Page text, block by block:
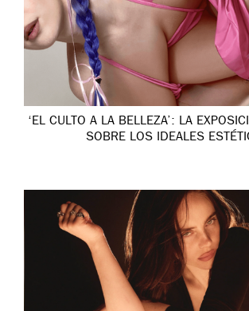
‘EL CULTO A LA BELLEZA’: LA
SOBRE LOS IDEALES